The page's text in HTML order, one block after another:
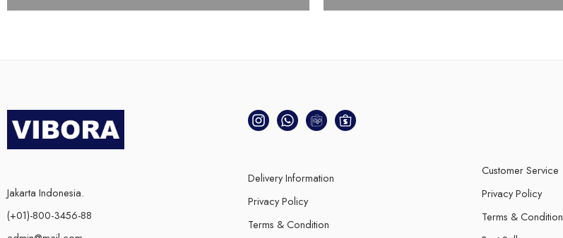
Jakarta Indonesia.
(+01)-800-3456-88
Delivery Information
Privacy Policy
Terms & Condition
Customer Service
Privacy Policy
Terms & Condition